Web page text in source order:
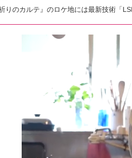
祈りのカルテ』のロケ地には最新技術「